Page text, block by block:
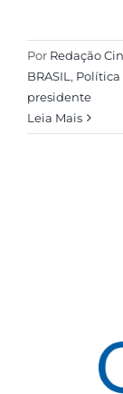
Por Redação
BRASIL , Política
presidente
Leia Mais